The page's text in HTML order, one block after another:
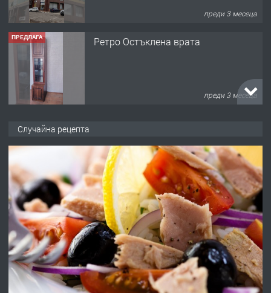
преди 3 месеца
ПРЕДЛАГА Ретро Остъклена врата
преди 3 месеца
преди 10 месеца
ПРЕДЛАГА
Професионална броячна машина -
със сертификат от ЕЦБ
преди 1 година
ПРЕДЛАГА
Професионална зеленчукорезачка
Случайна рецепта